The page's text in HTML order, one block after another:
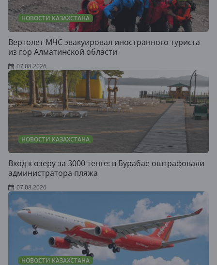
НОВОСТИ КАЗАХСТАНА
Вертолет МЧС эвакуировал иностранного туриста
из гор Алматинской области
07.08.2026
НОВОСТИ КАЗАХСТАНА
Вход к озеру за 3000 тенге: в Бурабае оштрафовали
администратора пляжа
07.08.2026
НОВОСТИ КАЗАХСТАНА